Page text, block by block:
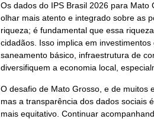
Os dados do IPS Brasil 2026 para
olhar mais atento e integrado sobre as
riqueza; é fundamental que essa
cidadãos. Isso implica em
saneamento básico, infraestrutura de
diversifiquem a economia local,
O desafio de Mato Grosso, e de muitos
mas a transparência dos dados sociais
mais equitativo. Continuar